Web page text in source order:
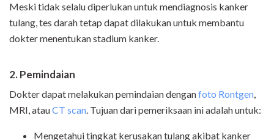
Meski tidak selalu diperlukan untuk mendiagnosis kanker
tulang, tes darah tetap dapat dilakukan untuk membantu
dokter menentukan stadium kanker.
2. Pemindaian
Dokter dapat melakukan pemindaian denganfoto Rontgen,
MRI, atauCT scan. Tujuan dari pemeriksaan ini adalah untuk:
Mengetahui tingkat kerusakan tulang akibat kanker